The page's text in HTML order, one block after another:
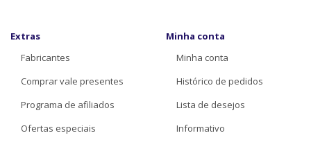
Extras
Fabricantes
Comprar vale presentes
Programa de afiliados
Ofertas especiais
Minha conta
Minha conta
Histórico de pedidos
Lista de desejos
Informativo